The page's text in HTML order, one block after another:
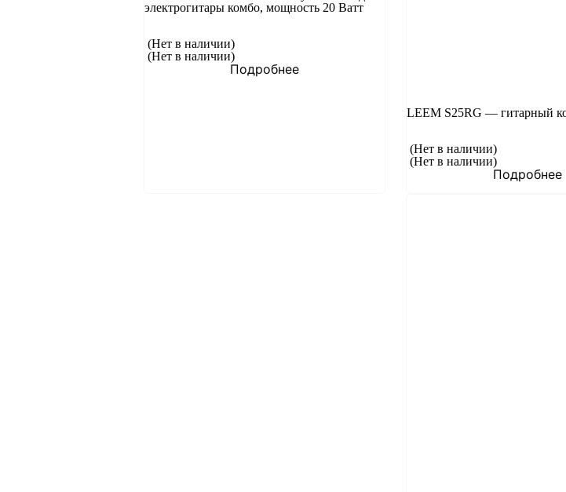
электрогитары комбо, мощность 20 Ватт
(Нет в наличии)
(Нет в наличии)
Подробнее
LEEM S25RG — гитарный
(Нет в наличии)
(Нет в наличии)
Подробнее